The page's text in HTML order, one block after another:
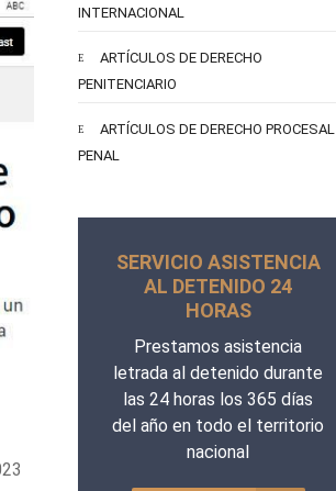
INTERNACIONAL
ARTÍCULOS DE DERECHO
PENITENCIARIO
ARTÍCULOS DE DERECHO PROCESAL
PENAL
SERVICIO ASISTENCIA
AL DETENIDO 24
HORAS
Prestamos asistencia
letrada al detenido durante
las 24 horas los 365 días
del año en todo el territorio
nacional